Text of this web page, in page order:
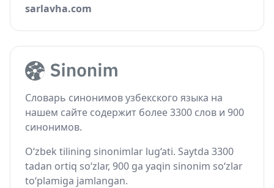
sarlavha.com
Словарь синонимов узбекского языка на
нашем сайте содержит более 3300 слов и 900
синонимов.
O‘zbek tilining sinonimlar lug‘ati. Saytda 3300
tadan ortiq so‘zlar, 900 ga yaqin sinonim so‘zlar
to‘plamiga jamlangan.